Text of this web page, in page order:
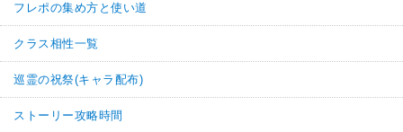
フレポの集め方と使い道
クラス相性一覧
巡霊の祝祭(キャラ配布)
ストーリー攻略時間